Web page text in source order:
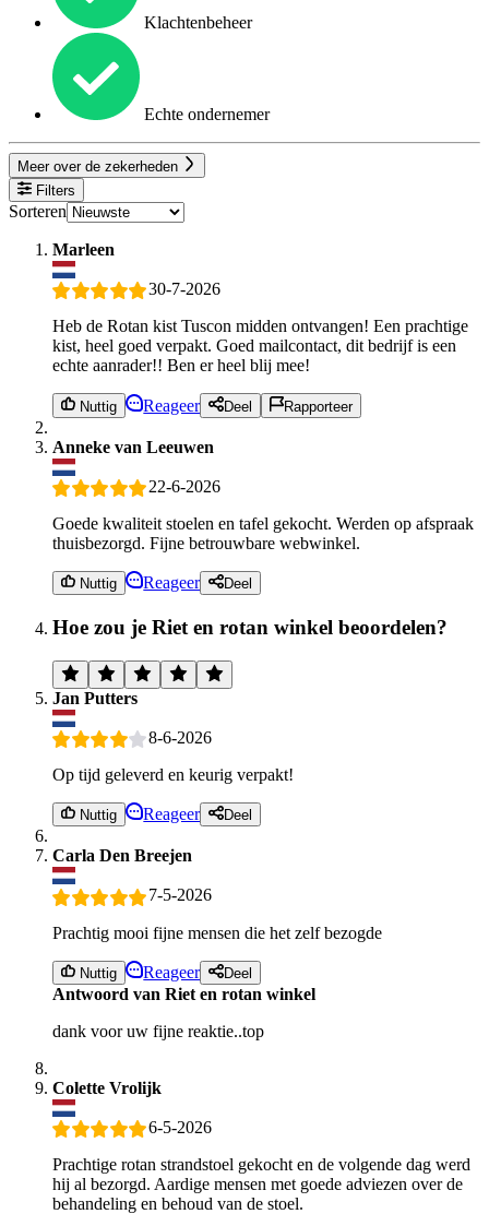
Klachtenbeheer
Echte ondernemer
Meer over de zekerheden
Filters
Sorteren
Marleen
30-7-2026
Heb de Rotan kist Tuscon midden ontvangen! Een prachtige
kist, heel goed verpakt. Goed mailcontact, dit bedrijf is een
echte aanrader!! Ben er heel blij mee!
Nuttig Reageer Deel Rapporteer
Anneke van Leeuwen
22-6-2026
Goede kwaliteit stoelen en tafel gekocht. Werden op afspraak
thuisbezorgd. Fijne betrouwbare webwinkel.
Nuttig Reageer Deel
Hoe zou je Riet en rotan winkel beoordelen?
Jan Putters
8-6-2026
Op tijd geleverd en keurig verpakt!
Nuttig Reageer Deel
Carla Den Breejen
7-5-2026
Prachtig mooi fijne mensen die het zelf bezogde
Nuttig Reageer Deel
Antwoord van Riet en rotan winkel
dank voor uw fijne reaktie..top
Colette Vrolijk
6-5-2026
Prachtige rotan strandstoel gekocht en de volgende dag werd
hij al bezorgd. Aardige mensen met goede adviezen over de
behandeling en behoud van de stoel.